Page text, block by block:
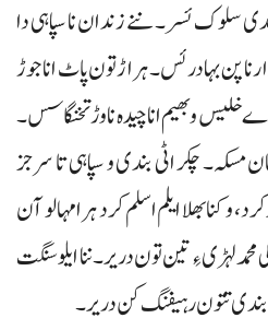
سلوک ئسر۔ ننے زندان نا سپاہی دا
پن بہادر ئس۔ ہراڑتون پاٹ انا جوڑ
و بھیم انا چیدہ نا وڑ تخنگاسس۔
مسکہ۔ چکر اٹی بندی و سپاہی تا سرجز
و کنا بھلا ایلم اسلم کرد ہرا مہالو آن
لہڑی ءِ تین تون دریر۔ ننا ایلو سنگت
تتون رہیفنگ کن دریر۔